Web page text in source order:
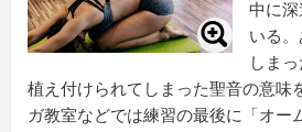
中に深
いる
しま
植え付けられてしまった聖音の意味
ガ教室などでは練習の最後に「オー